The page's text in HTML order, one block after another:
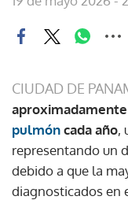
CIUDAD DE
pulmóncada año,
representando un
debido a que la
diagnosticados en